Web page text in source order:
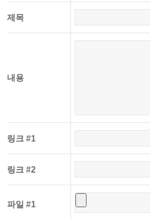
제목
내용
링크 #1
링크 #2
파일 #1